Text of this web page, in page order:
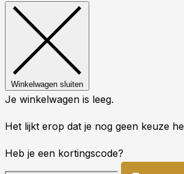
Winkelwagen sluiten
Je winkelwagen is leeg.
Het lijkt erop dat je nog geen keuze
Heb je een kortingscode?